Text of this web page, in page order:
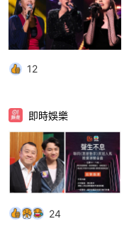
12
即時娛樂
24